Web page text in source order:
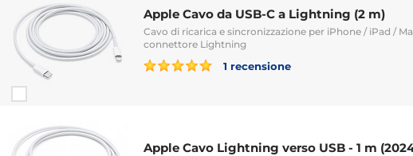
Apple Cavo da USB-C a Lightning (2 m)
Cavo di ricarica e sincronizzazione per iPhone / iPad /
connettore Lightning
1 recensione
Apple Cavo Lightning verso USB - 1 m